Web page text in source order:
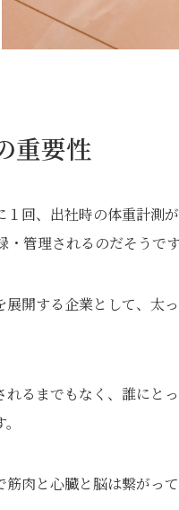
重要性
１回、出社時の体重計測
管理されるのだそうです
開する企業として、太
れるまでもなく、誰にと
筋肉と心臓と脳は繋がっ